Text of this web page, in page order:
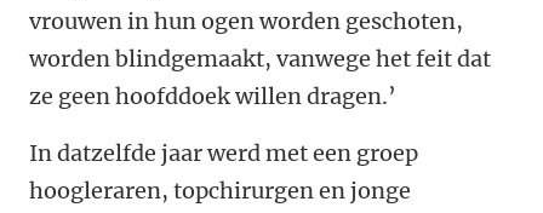
vrouwen in hun ogen worden geschoten,
worden blindgemaakt, vanwege het feit dat
ze geen hoofddoek willen dragen.’
In datzelfde jaar werd met een groep
hoogleraren, topchirurgen en jonge